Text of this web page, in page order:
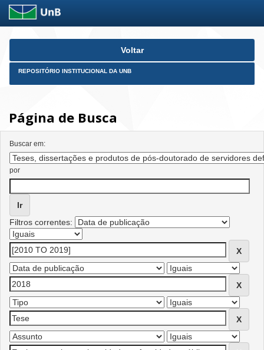
Skip
Voltar
REPOSITÓRIO INSTITUCIONAL DA UNB
Página de Busca
Buscar em:
por
Filtros correntes: